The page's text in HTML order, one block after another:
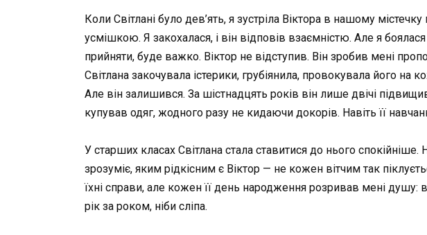
Коли Світлані було дев’ять, я зустріла Віктора в нашому
усмішкою. Я закохалася, і він відповів взаємністю. Але я
прийняти, буде важко. Віктор не відступив. Він зробив мені
Світлана закочувала істерики, грубіянила, провокувала його на
Але він залишився. За шістнадцять років він лише двічі
купував одяг, жодного разу не кидаючи докорів. Навіть її
У старших класах Світлана стала ставитися до нього
зрозуміє, яким рідкісним є Віктор — не кожен вітчим так
їхні справи, але кожен її день народження розривав мені душу:
рік за роком, ніби сліпа.